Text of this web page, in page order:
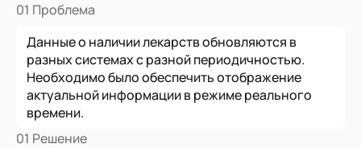
01 Проблема
Данные о наличии лекарств обновляются в
разных системах с разной периодичностью.
Необходимо было обеспечить отображение
актуальной информации в режиме реального
времени.
01 Решение